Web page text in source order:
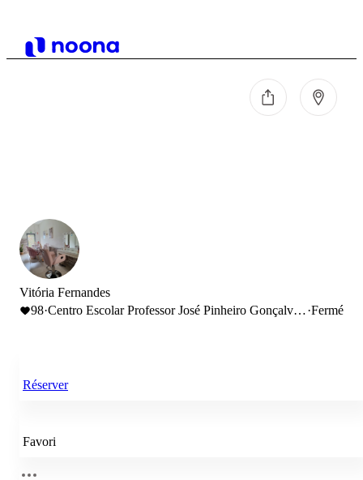
Vitória Fernandes
98·Centro Escolar Professor José Pinheiro Gonçalves,·Fermé
Réserver
Favori